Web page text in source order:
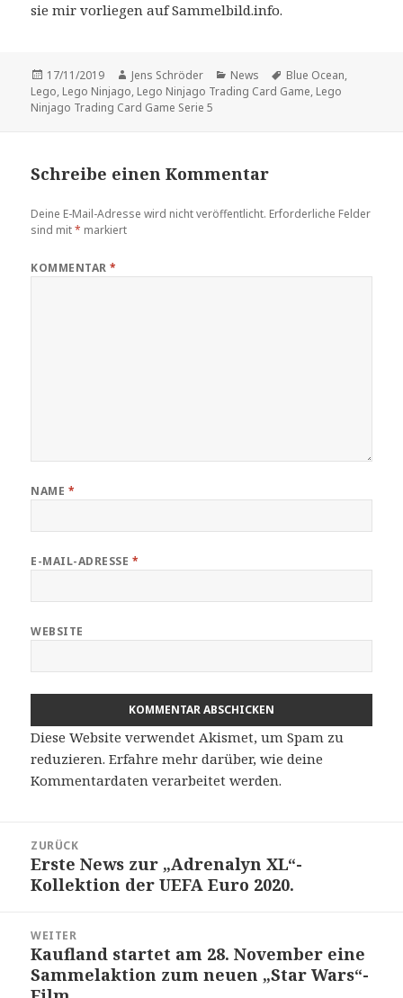
sie mir vorliegen auf Sammelbild.info.
Veröffentlicht
am
17/11/2019 Autor
Jens Schröder Kategorien
News Schlagwörter
Blue Ocean,
Lego, Lego Ninjago, Lego Ninjago Trading Card Game, Lego
Ninjago Trading Card Game Serie 5
Schreibe einen Kommentar
Deine E-Mail-Adresse wird nicht veröffentlicht. Erforderliche Felder
sind mit* markiert
KOMMENTAR*
NAME *
E-MAIL-ADRESSE *
WEBSITE
Diese Website verwendet Akismet, um Spam zu
reduzieren.Erfahre mehr darüber, wie deine
Kommentardaten verarbeitet werden.
ZURÜCK
Vorheriger
Beitrag:
Erste News zur „Adrenalyn XL“-
Kollektion der UEFA Euro 2020.
WEITER
Nächster
Beitrag:
Kaufland startet am 28. November eine
Sammelaktion zum neuen „Star Wars“-